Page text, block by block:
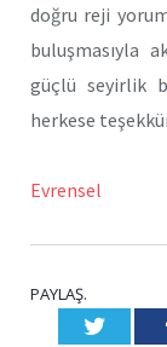
doğru reji
buluşmasıyla
güçlü seyirlik
herkese
Evrensel
PAYLAŞ.